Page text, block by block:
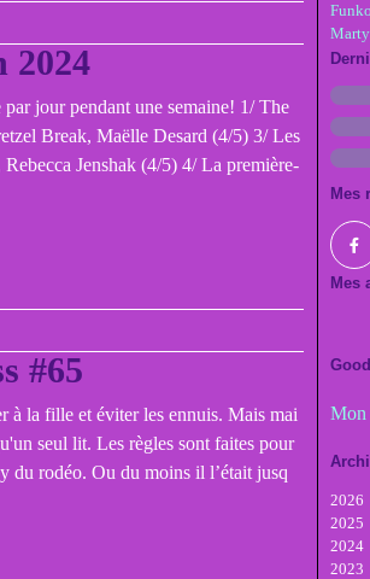
2024
jour pendant une semaine! 1/ The
Break, Maëlle Desard (4/5) 3/ Les
Jenshak (4/5) 4/ La première-
#65
à la fille et éviter les ennuis. Mais mai
seul lit. Les règles sont faites pour
du rodéo. Ou du moins il l’était jusq
Mes
Mes
Mon
2026
2025
2024
2023